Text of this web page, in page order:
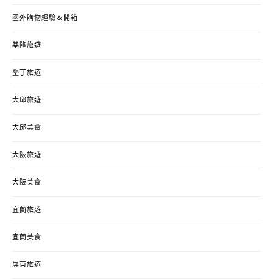
國外購物經驗＆開箱
基隆旅遊
墾丁旅遊
大邱旅遊
大邱美食
大阪旅遊
大阪美食
宜蘭旅遊
宜蘭美食
屏東旅遊